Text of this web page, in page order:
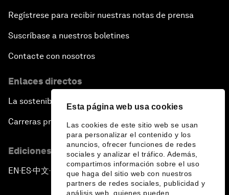
Esta página web usa cookies
Las cookies de este sitio web se usan
para personalizar el contenido y los
anuncios, ofrecer funciones de redes
sociales y analizar el tráfico. Además,
compartimos información sobre el uso
que haga del sitio web con nuestros
partners de redes sociales, publicidad y
análisis web, quienes pueden
Regístrese para recibir nuestras notas de prensa
Suscríbase a nuestros boletines
Contacte con nosotros
Enlaces directos
La sostenibilidad en el Foro
Carreras profesionales
Ediciones en otros idiomas
EN ▪ES▪中文▪ 日本語